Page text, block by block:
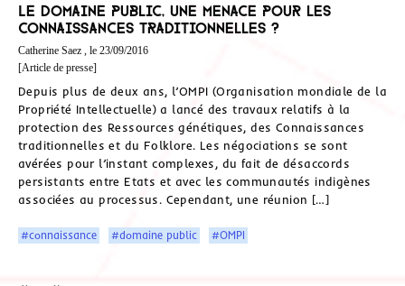
Le domaine public, une menace pour les
connaissances traditionnelles ?
Catherine Saez , le 23/09/2016
[Article de presse]
Depuis plus de deux ans, l’OMPI (Organisation mondiale de la
Propriété Intellectuelle) a lancé des travaux relatifs à la
protection des Ressources génétiques, des Connaissances
traditionnelles et du Folklore. Les négociations se sont
avérées pour l’instant complexes, du fait de désaccords
persistants entre Etats et avec les communautés indigènes
associées au processus. Cependant, une réunion […]
#connaissance #domaine public #OMPI